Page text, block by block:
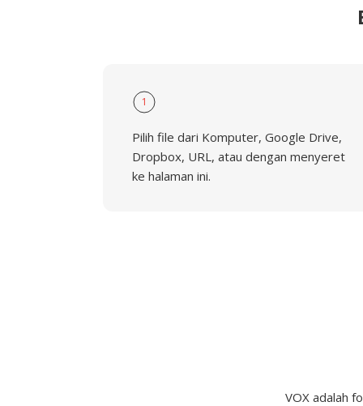
1
Pilih file dari Komputer, Google Drive,
Dropbox, URL, atau dengan menyeret
ke halaman ini.
VOX adalah